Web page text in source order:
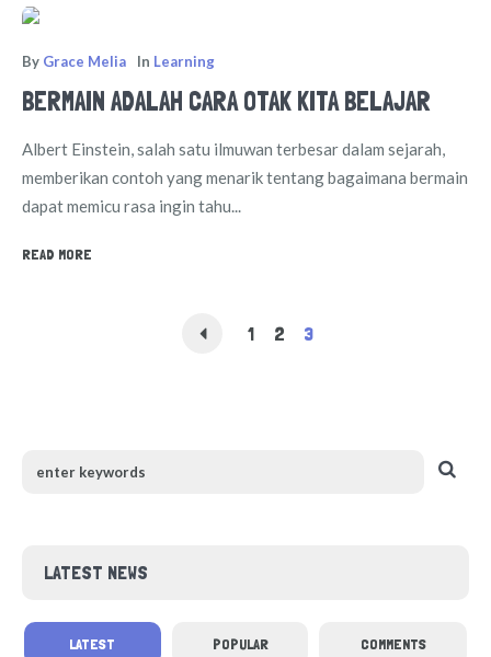
By Grace Melia In Learning
BERMAIN ADALAH CARA OTAK KITA BELAJAR
Albert Einstein, salah satu ilmuwan terbesar dalam sejarah,
memberikan contoh yang menarik tentang bagaimana bermain
dapat memicu rasa ingin tahu...
READ MORE
1 2 3
LATEST NEWS
LATEST POPULAR COMMENTS